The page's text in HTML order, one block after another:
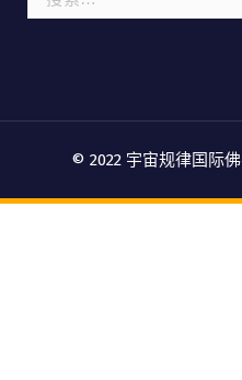
© 2022 宇宙规律国际